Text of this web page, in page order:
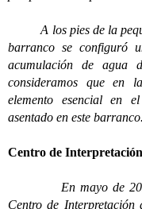
A los pies de la
barranco se configuró
acumulación de agua
consideramos que en
elemento esencial en
asentado en este barranco.
Centro de Interpretación
En mayo de 2021,
Centro de